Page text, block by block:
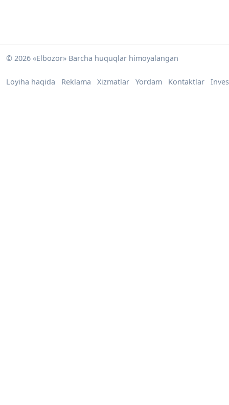
© 2026 «Elbozor» Barcha huquqlar himoyalangan
Loyiha haqida Reklama Xizmatlar Yordam Kontaktlar